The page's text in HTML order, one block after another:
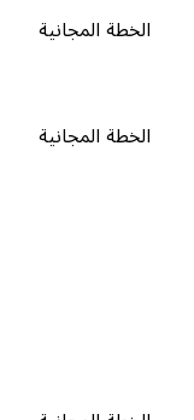
الخطة المجانية
الخطة المجانية